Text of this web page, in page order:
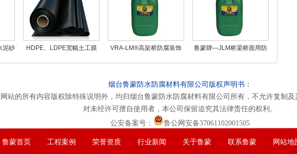
泥砂
HDPE、LDPE宽幅土工膜
VRA-LM®高架桥防腐装饰
鲁蒙牌—JLM桥梁桥面用防
烟台鲁蒙防水防腐材料有限公司版权声明书：
站的所有内容版权除特殊说明外，均归烟台鲁蒙防水防腐材料有限公司所有，不允许复制及
对未经许可擅自使用者，本公司保留追究其法律责任的权利。
公安备案号：
鲁公网安备37061102001505
鲁蒙首页 工程案例 荣誉资质 行业新闻 关于鲁蒙 联系鲁蒙 网站地